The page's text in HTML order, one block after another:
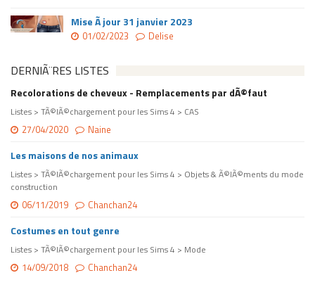
Mise Ã jour 31 janvier 2023
01/02/2023 Delise
DERNIÃ¨RES LISTES
Recolorations de cheveux - Remplacements par dÃ©faut
Listes > TÃ©lÃ©chargement pour les Sims 4 > CAS
27/04/2020 Naine
Les maisons de nos animaux
Listes > TÃ©lÃ©chargement pour les Sims 4 > Objets & Ã©lÃ©ments du mode
construction
06/11/2019 Chanchan24
Costumes en tout genre
Listes > TÃ©lÃ©chargement pour les Sims 4 > Mode
14/09/2018 Chanchan24